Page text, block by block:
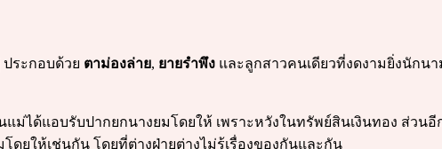
ระกอบด้วย ตาม่องล่าย, ยายรำพึง และลูกสาวคนเดียวที่งดงามยิ่งนักนา
นแม่ได้แอบรับปากยกนางยมโดยให้ เพราะหวังในทรัพย์สินเงินทอง ส่วน
ดยให้เช่นกัน โดยที่ต่างฝ่ายต่างไม่รู้เรื่องของกันและกัน